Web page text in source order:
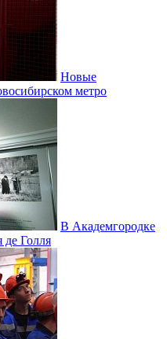
Новые
метро
В Академгородке
Голля